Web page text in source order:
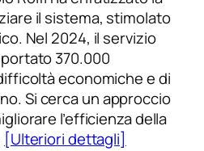
il sistema, stimolato
Nel 2024, il servizio
370.000
economiche e di
Si cerca un approccio
l’efficienza della
[Ulteriori dettagli]